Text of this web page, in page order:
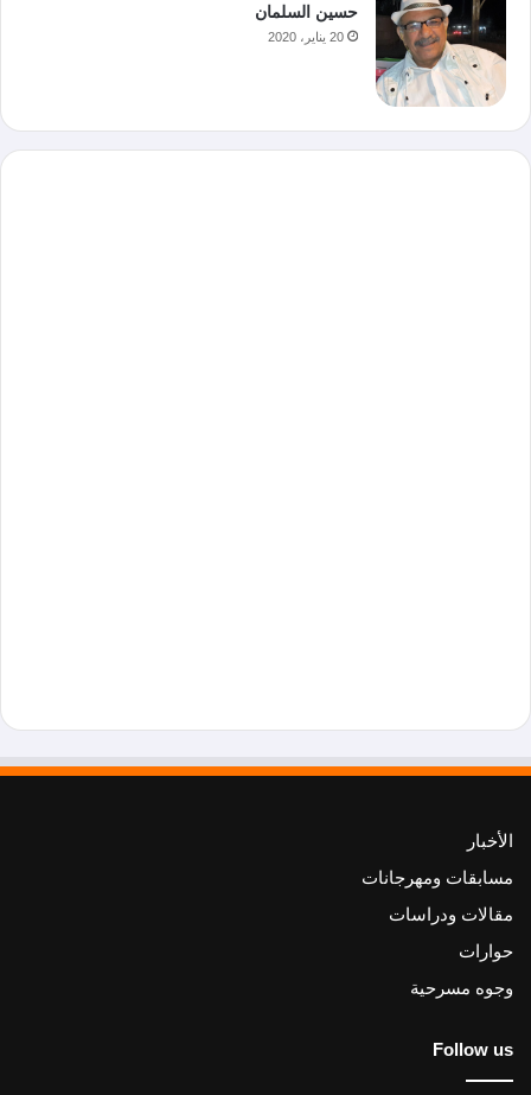
حسين السلمان
20 يناير، 2020
الأخبار
مسابقات ومهرجانات
مقالات ودراسات
حوارات
وجوه مسرحية
Follow us